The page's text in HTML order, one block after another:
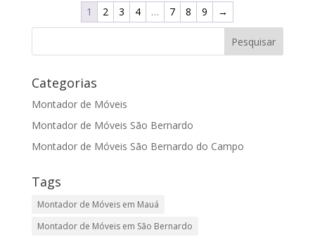
1 2 3 4 … 7 8 9 →
Categorias
Montador de Móveis
Montador de Móveis São Bernardo
Montador de Móveis São Bernardo do Campo
Tags
Montador de Móveis em Mauá
Montador de Móveis em São Bernardo